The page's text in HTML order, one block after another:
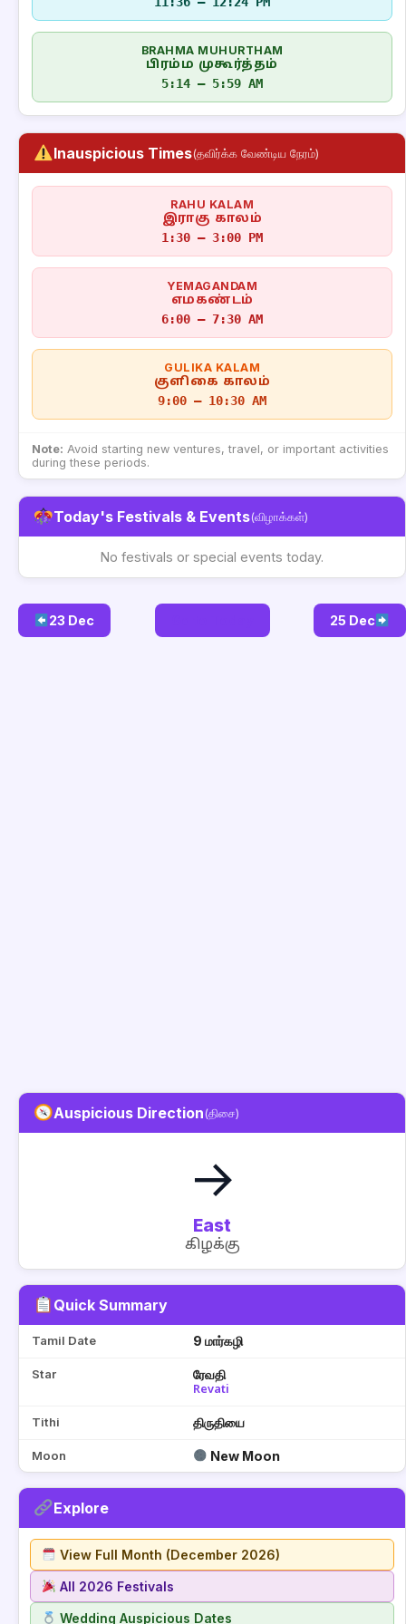
BRAHMA MUHURTHAM
பிரம்ம முகூர்த்தம்
5:14 – 5:59 AM
Inauspicious Times(தவிர்க்க வேண்டிய நேரம்)
RAHU KALAM
இராகு காலம்
1:30 – 3:00 PM
YEMAGANDAM
எமகண்டம்
6:00 – 7:30 AM
GULIKA KALAM
குளிகை காலம்
9:00 – 10:30 AM
Note: Avoid starting new ventures, travel, or important activities
during these periods.
Today's Festivals & Events(விழாக்கள்)
No festivals or special events today.
23 Dec 25 Dec
Auspicious Direction(திசை)
→
East
கிழக்கு
Quick Summary
Tamil Date 9 மார்கழி
Star ரேவதி
Revati
Tithi திருதியை
Moon New Moon
Explore
View Full Month (December 2026)
All 2026 Festivals
Wedding Auspicious Dates